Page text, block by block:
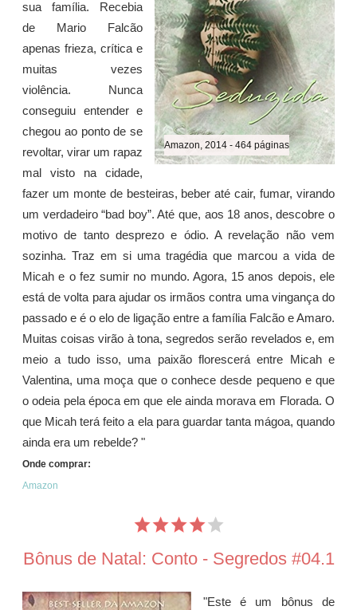
Amazon, 2014 - 464 páginas
sua família. Recebia
de Mario Falcão
apenas frieza, crítica e
muitas vezes
violência. Nunca
conseguiu entender e
chegou ao ponto de se
revoltar, virar um rapaz
mal visto na cidade,
fazer um monte de besteiras, beber até cair, fumar, virando
um verdadeiro “bad boy”. Até que, aos 18 anos, descobre o
motivo de tanto desprezo e ódio. A revelação não vem
sozinha. Traz em si uma tragédia que marcou a vida de
Micah e o fez sumir no mundo. Agora, 15 anos depois, ele
está de volta para ajudar os irmãos contra uma vingança do
passado e é o elo de ligação entre a família Falcão e Amaro.
Muitas coisas virão à tona, segredos serão revelados e, em
meio a tudo isso, uma paixão florescerá entre Micah e
Valentina, uma moça que o conhece desde pequeno e que
o odeia pela época em que ele ainda morava em Florada. O
que Micah terá feito a ela para guardar tanta mágoa, quando
ainda era um rebelde? "
Onde comprar:
Amazon
Bônus de Natal: Conto - Segredos #04.1
"Este é um bônus de